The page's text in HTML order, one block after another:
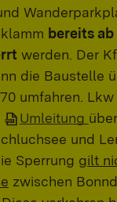
bereits
werden. Der
die Baustelle
umfahren.
Umleitung über
und
Sperrung gilt
zwischen